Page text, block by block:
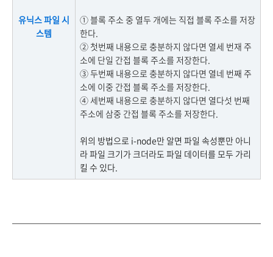
유닉스 파일 시
스템
① 블록 주소 중 열두 개에는 직접 블록 주소를 저장
한다.
② 첫번째 내용으로 충분하지 않다면 열세 번재 주
소에 단일 간접 블록 주소를 저장한다.
③ 두번째 내용으로 충분하지 않다면 열네 번째 주
소에 이중 간접 블록 주소를 저장한다.
④ 세번째 내용으로 충분하지 않다면 열다섯 번째
주소에 삼중 간접 블록 주소를 저장한다.
위의 방법으로 i-node만 알면 파일 속성뿐만 아니
라 파일 크기가 크더라도 파일 데이터를 모두 가리
킬 수 있다.